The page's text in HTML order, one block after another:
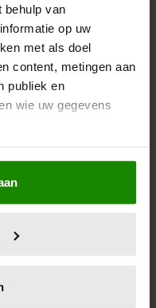
behulp van
op uw
met als doel
content, metingen aan
publiek en
wie uw gegevens
uw geografische
nauwkeurig kan zijn
(fingerprinting)
het
SURINAAMSE
ALS CO-